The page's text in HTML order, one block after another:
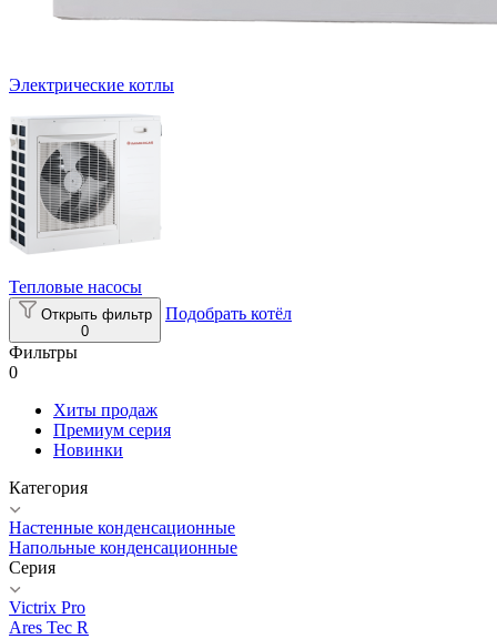
Электрические котлы
Тепловые насосы
Открыть фильтр
0
Подобрать котёл
Фильтры
0
Хиты продаж
Премиум серия
Новинки
Категория
Настенные конденсационные
Напольные конденсационные
Серия
Victrix Pro
Ares Tec R